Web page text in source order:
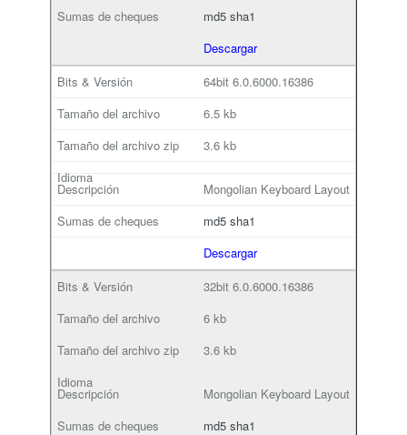
md5 sha1
Descargar
64bit 6.0.6000.16386
6.5 kb
3.6 kb
Mongolian Keyboard Layout
md5 sha1
Descargar
32bit 6.0.6000.16386
6 kb
3.6 kb
Mongolian Keyboard Layout
md5 sha1